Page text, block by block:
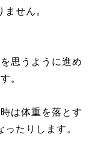
せん。
思うように進め
。
は体重を落とす
たりします。